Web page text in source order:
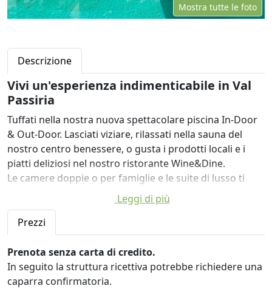
Mostra tutte le foto
Descrizione
Vivi un'esperienza indimenticabile in Val
Passiria
Tuffati nella nostra nuova spettacolare piscina In-Door
& Out-Door. Lasciati viziare, rilassati nella sauna del
nostro centro benessere, o gusta i prodotti locali e i
piatti deliziosi nel nostro ristorante Wine&Dine.
Le camere doppie o per famiglie e le suite di lusso ti
invitono a godere una vista spettacolare sulle cime delle
nostre montagne.
Vivete l'esperienza di una vacanza meravigliosa,
circondati da una atmosfera di benessere in un
ambiente tranquillo e rilassante, fatto di montagne e
pascoli, una metta perfetta per l'escursionismo e il
nordic walking.
Leggi di più
Prezzi
Prenota senza carta di credito.
In seguito la struttura ricettiva potrebbe richiedere una
caparra confirmatoria.